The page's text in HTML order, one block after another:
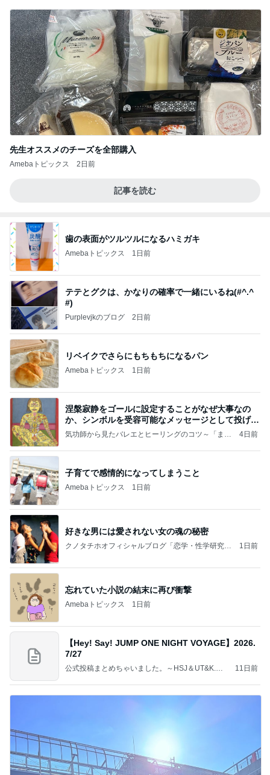
先生オススメのチーズを全部購入
Amebaトピックス 2日前
記事を読む
歯の表面がツルツルになるハミガキ
Amebaトピックス 1日前
テテとグクは、かなりの確率で一緒にいるね(#^.^
#)
Purplevjkのブログ 2日前
リベイクでさらにもちもちになるパン
Amebaトピックス 1日前
涅槃寂静をゴールに設定することがなぜ大事なの
か、シンボルを受容可能なメッセージとして投げる
ことが
気功師から見たバレエとヒーリングのコツ～「まと
4日前
子育てで感情的になってしまうこと
Amebaトピックス 1日前
好きな男には愛されない女の魂の秘密
クノタチホオフィシャルブログ「恋学・性学研究
1日前
忘れていた小説の結末に再び衝撃
Amebaトピックス 1日前
【Hey! Say! JUMP ONE NIGHT VOYAGE】2026.
7/27
公式投稿まとめちゃいました。～HSJ＆UT&K.O.
11日前